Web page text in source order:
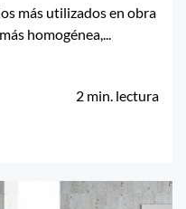
más utilizados en obra
homogénea,...
2 min. lectura